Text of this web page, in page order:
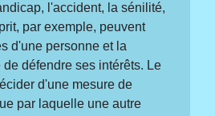
l'accident, la sénilité,
par exemple, peuvent
d'une personne et la
défendre ses intérêts. Le
d'une mesure de
par laquelle une autre